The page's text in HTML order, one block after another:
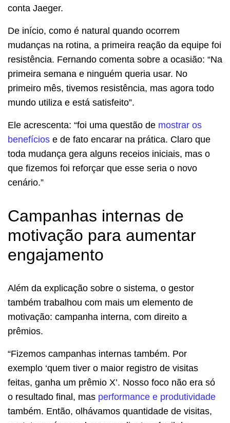
conta Jaeger.
De início, como é natural quando ocorrem
mudanças na rotina, a primeira reação da equipe foi
resistência. Fernando comenta sobre a ocasião: “Na
primeira semana e ninguém queria usar. No
primeiro mês, tivemos resistência, mas agora todo
mundo utiliza e está satisfeito”.
Ele acrescenta: “foi uma questão de mostrar os
benefícios e de fato encarar na prática. Claro que
toda mudança gera alguns receios iniciais, mas o
que fizemos foi reforçar que esse seria o novo
cenário.”
Campanhas internas de
motivação para aumentar
engajamento
Além da explicação sobre o sistema, o gestor
também trabalhou com mais um elemento de
motivação: campanha interna, com direito a
prêmios.
“Fizemos campanhas internas também. Por
exemplo ‘quem tiver o maior registro de visitas
feitas, ganha um prêmio X’. Nosso foco não era só
o resultado final, mas performance e produtividade
também. Então, olhávamos quantidade de visitas,